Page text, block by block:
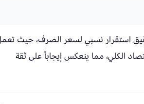
استقرار نسبي لسعر الصرف، حيث
الكلي، مما ينعكس إيجاباً على ثقة